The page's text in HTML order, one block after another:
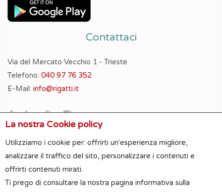
La nostra Cookie policy
Utilizziamo i cookie per: offrirti un'esperienza migliore,
analizzare il traffico del sito, personalizzare i contenuti e
offrirti contenuti mirati.
Ti prego di consultare la nostra pagina informativa sulla
Contattaci
Via del Mercato Vecchio 1 - Trieste
Telefono: 040 97 76 352
E-Mail: info@rigatti.it
Le informazioni, le metrature e le foto riportate nel sito